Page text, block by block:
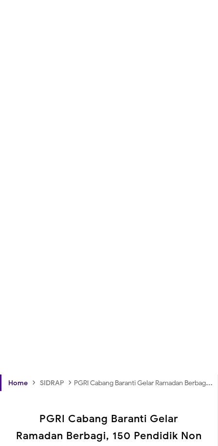
Home › SIDRAP › PGRI Cabang Baranti Gelar Ramadan Berbagi, 150 Pendidik Non ASN Terima Sembako
PGRI Cabang Baranti Gelar
Ramadan Berbagi, 150 Pendidik Non